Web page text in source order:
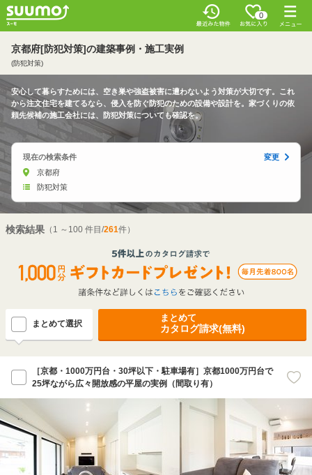
0
京都府[防犯対策]の建築事例・施工実例
(防犯対策)
安心して暮らすためには、空き巣や強盗被害に遭わないよう対策が大切です。これ
から注文住宅を建てるなら、侵入を防ぐ防犯のための設備や設計を。家づくりの依
頼先候補の施工会社には、防犯対策についても確認を。
現在の検索条件
変更
京都府
防犯対策
検索結果 （1 ～100 件目/261件）
まとめて選択
まとめて
カタログ請求(無料)
［京都・1000万円台・30坪以下・駐車場有］京都1000万円台で
25坪ながら広々開放感の平屋の実例（間取り有）